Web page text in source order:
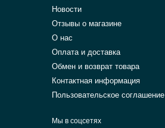
Новости
Отзывы о магазине
О нас
Оплата и доставка
Обмен и возврат товара
Контактная информация
Пользовательское соглашение
Мы в соцсетях